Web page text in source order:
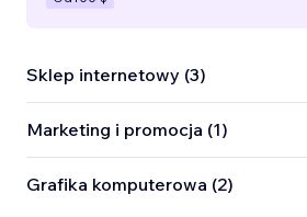
Sklep internetowy (3)
Marketing i promocja (1)
Grafika komputerowa (2)